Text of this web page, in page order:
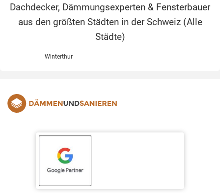
Dachdecker, Dämmungsexperten & Fensterbauer
aus den größten Städten in der Schweiz (Alle
Städte)
Winterthur